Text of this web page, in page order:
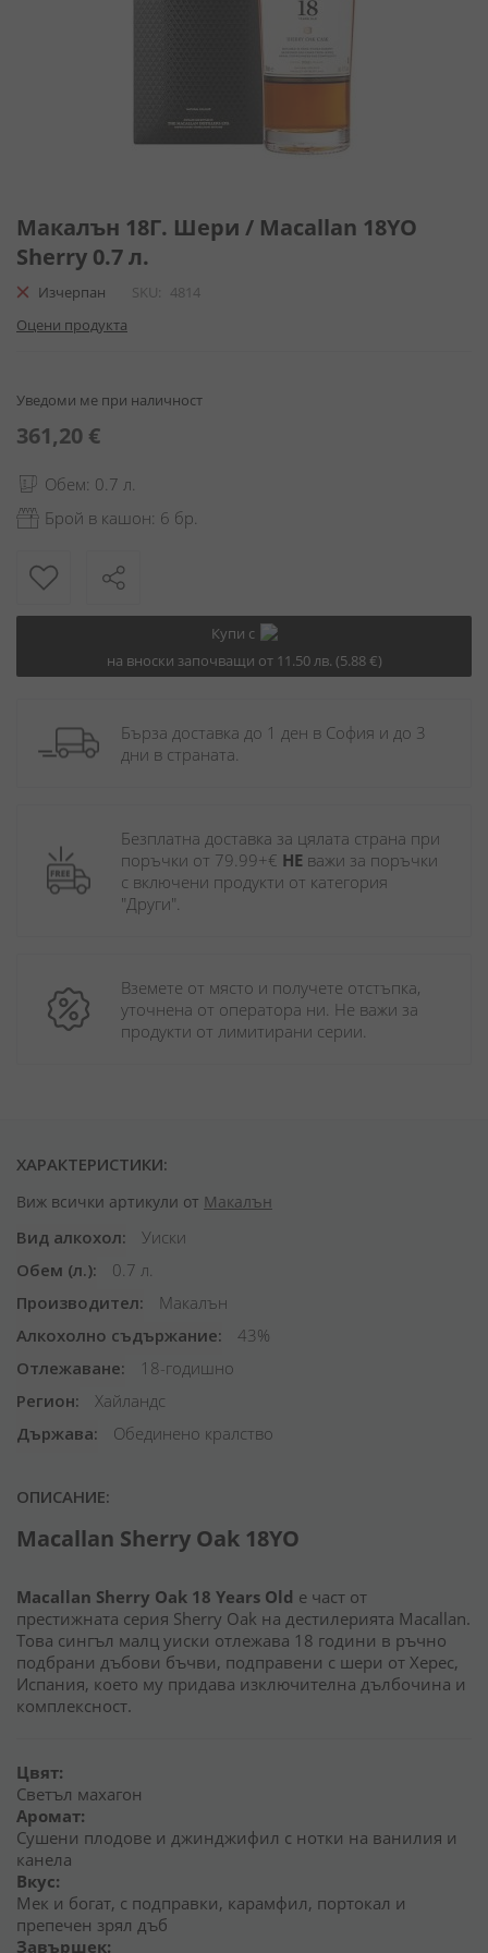
към
началото
на
галерия
снимки
Макалън 18Г. Шери / Macallan 18YO
Sherry 0.7 л.
Изчерпан SKU
4814
Оцени продукта
Уведоми ме при наличност
361,20 €
Обем: 0.7 л.
Брой в кашон: 6 бр.
Купи с
на вноски започващи от 11.50 лв. (5.88 €)
Бърза доставка до 1 ден в София и до 3
дни в страната.
Безплатна доставка за цялата страна при
поръчки от 79.99+€ НЕ важи за поръчки
с включени продукти от категория
"Други".
Вземете от място и получете отстъпка,
уточнена от оператора ни. Не важи за
продукти от лимитирани серии.
ХАРАКТЕРИСТИКИ:
Виж всички артикули от Макалън
Вид алкохол
Уиски
Обем (л.)
0.7 л.
Производител
Макалън
Алкохолно съдържание
43%
Отлежаване
18-годишно
Регион
Хайландс
Държава
Обединено кралство
ОПИСАНИЕ:
Macallan Sherry Oak 18YO
Macallan Sherry Oak 18 Years Old е част от
престижната серия Sherry Oak на дестилерията Macallan.
Това сингъл малц уиски отлежава 18 години в ръчно
подбрани дъбови бъчви, подправени с шери от Херес,
Испания, което му придава изключителна дълбочина и
комплексност.
Цвят:
Светъл махагон
Аромат:
Сушени плодове и джинджифил с нотки на ванилия и
канела
Вкус:
Мек и богат, с подправки, карамфил, портокал и
препечен зрял дъб
Завършек: